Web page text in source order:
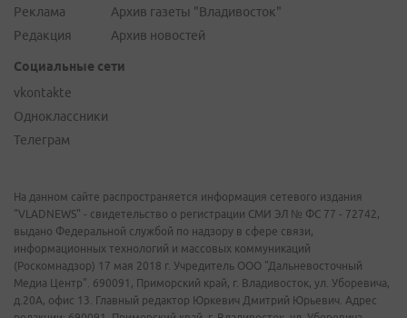
Реклама
Редакция
Архив газеты "Владивосток"
Архив новостей
Социальные сети
vkontakte
Одноклассники
Телеграм
На данном сайте распространяется информация сетевого издания
"VLADNEWS" - свидетельство о регистрации СМИ ЭЛ № ФС 77 - 72742,
выдано Федеральной службой по надзору в сфере связи,
информационных технологий и массовых коммуникаций
(Роскомнадзор) 17 мая 2018 г. Учредитель ООО "Дальневосточный
Медиа Центр". 690091, Приморский край, г. Владивосток, ул. Уборевича,
д.20А, офис 13. Главный редактор Юркевич Дмитрий Юрьевич. Адрес